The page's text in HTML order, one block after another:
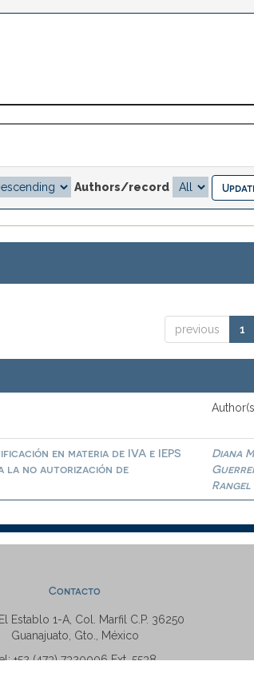
Authors/record
previous 1
en materia de IVA e IEPS
la no autorización de
Diana
Rangel
Contacto
Establo 1-A, Col. Marfil C.P. 36250
Guanajuato, Gto., México
+52 (473) 7320006 Ext. 5538